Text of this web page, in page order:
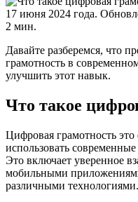
17 июня 2024 года.
2 мин.
Давайте разберемся, что
грамотность в
улучшить этот навык.
Что такое
Цифровая грамотность
использовать
Это включает уверенное
мобильными
различными технологиями.